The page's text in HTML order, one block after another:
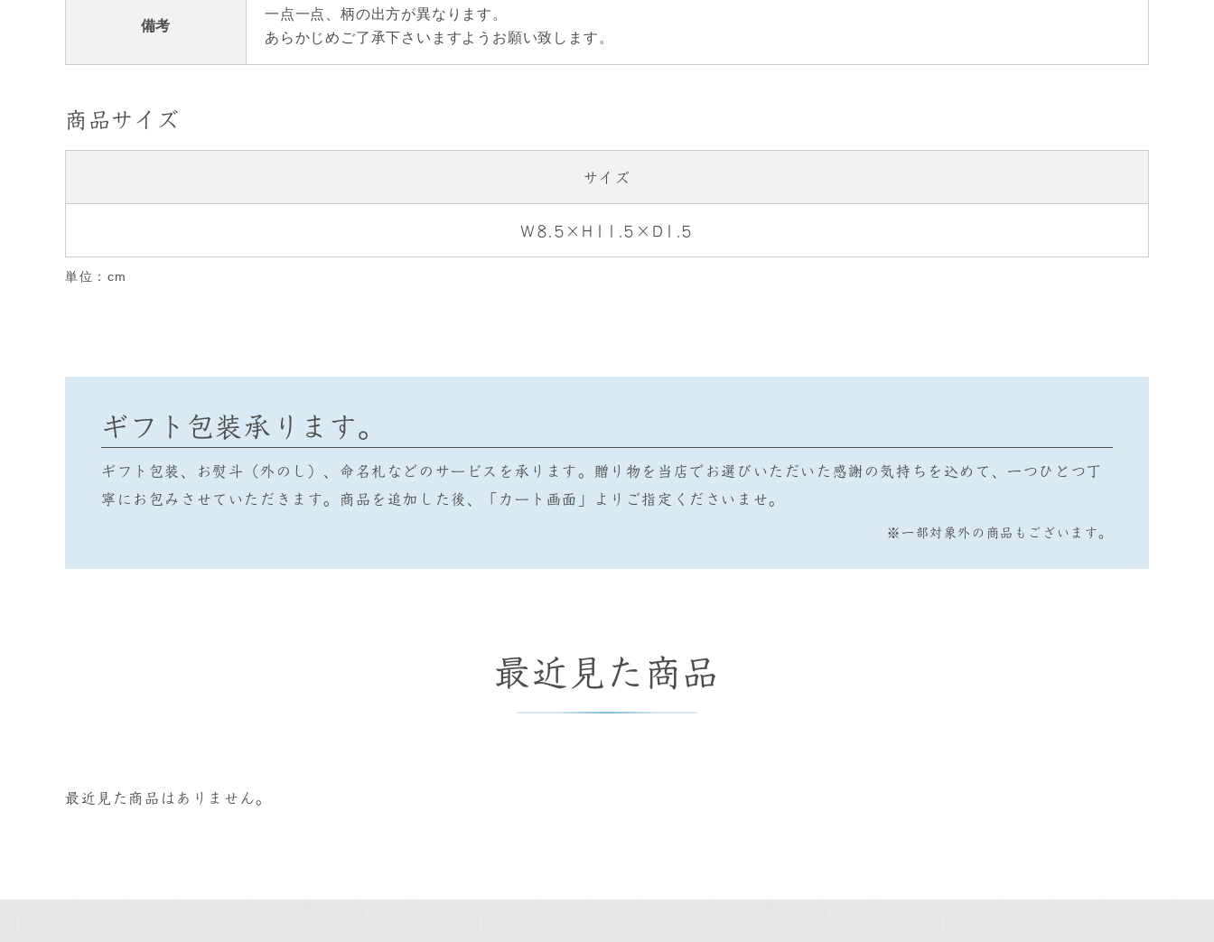
備考
一点一点、柄の出方が異なります。
あらかじめご了承下さいますようお願い致します。
商品サイズ
サイズ
W8.5×H11.5×D1.5
単位：cm
ギフト包装承ります。
ギフト包装、お熨斗（外のし）、命名札などのサービスを承ります。贈り物を当店でお選びいただいた感謝の気持ちを込めて、一つひとつ丁
寧にお包みさせていただきます。商品を追加した後、「カート画面」よりご指定くださいませ。
※一部対象外の商品もございます。
最近見た商品
最近見た商品はありません。